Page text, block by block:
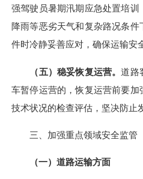
强驾驶员暑期汛期应急处置培
降雨等恶劣天气和复杂路况条
件时冷静妥善应对，确保运输安
（五）稳妥恢复运营。道路
车暂停运营的，恢复运营前要
技术状况的检查评估，坚决防止
三、加强重点领域安全监管
（一）道路运输方面